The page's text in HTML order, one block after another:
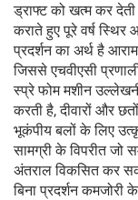
ड्राफ्ट को खत्म कर
कराते हुए पूरे वर्ष
प्रदर्शन का अर्थ है
जिससे एचवीएसी
स्प्रे फोम मशीन
करती है, दीवारों और
भूकंपीय बलों के लिए
सामग्री के विपरीत
अंतराल विकसित कर
बिना प्रदर्शन कमजोरी